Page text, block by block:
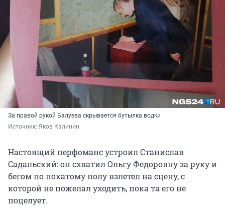
За правой рукой Балуева скрывается бутылка водки
Источник: Яков Калинин
Настоящий перфоманс устроил Станислав
Садальский: он схватил Ольгу Федоровну за руку и
бегом по покатому полу взлетел на сцену, с
которой не пожелал уходить, пока та его не
поцелует.